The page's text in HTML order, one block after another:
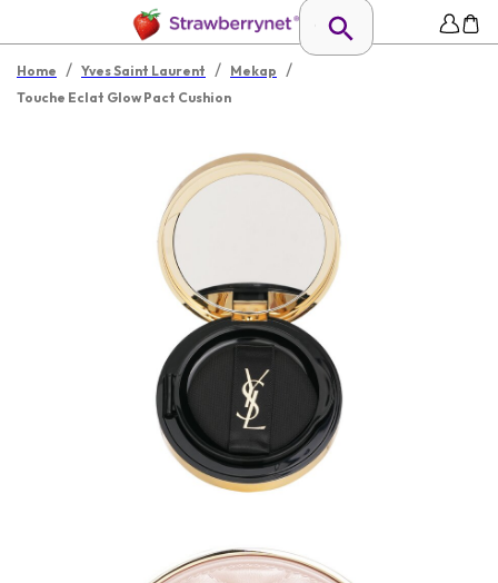
Home / Yves Saint Laurent / Mekap /
Touche Eclat Glow Pact Cushion